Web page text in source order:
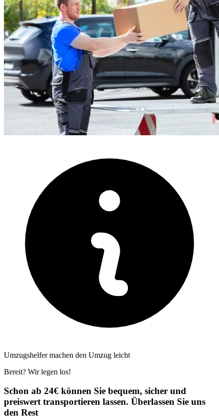
Umzugshelfer machen den Umzug leicht
Bereit? Wir legen los!
Schon ab 24€ können Sie bequem, sicher und
preiswert transportieren lassen. Überlassen Sie uns
den Rest